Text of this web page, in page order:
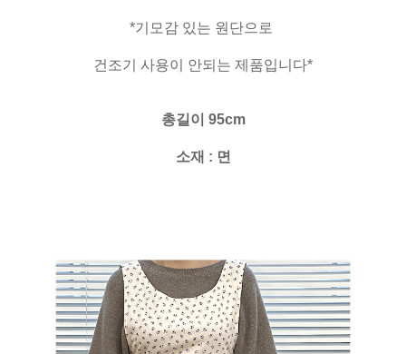
*기모감 있는 원단으로
건조기 사용이 안되는 제품입니다*
총길이 95cm
소재 : 면